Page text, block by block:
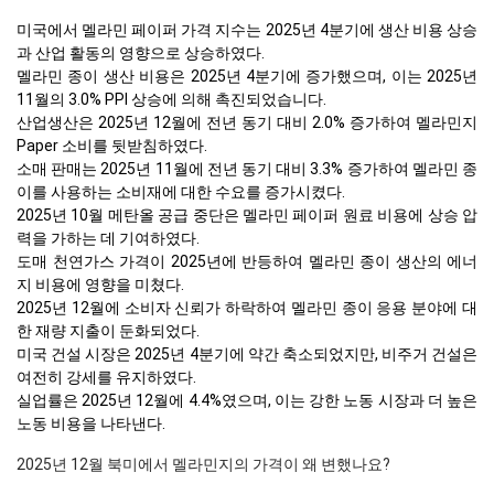
미국에서 멜라민 페이퍼 가격 지수는 2025년 4분기에 생산 비용 상승
과 산업 활동의 영향으로 상승하였다.
멜라민 종이 생산 비용은 2025년 4분기에 증가했으며, 이는 2025년
11월의 3.0% PPI 상승에 의해 촉진되었습니다.
산업생산은 2025년 12월에 전년 동기 대비 2.0% 증가하여 멜라민지
Paper 소비를 뒷받침하였다.
소매 판매는 2025년 11월에 전년 동기 대비 3.3% 증가하여 멜라민 종
이를 사용하는 소비재에 대한 수요를 증가시켰다.
2025년 10월 메탄올 공급 중단은 멜라민 페이퍼 원료 비용에 상승 압
력을 가하는 데 기여하였다.
도매 천연가스 가격이 2025년에 반등하여 멜라민 종이 생산의 에너
지 비용에 영향을 미쳤다.
2025년 12월에 소비자 신뢰가 하락하여 멜라민 종이 응용 분야에 대
한 재량 지출이 둔화되었다.
미국 건설 시장은 2025년 4분기에 약간 축소되었지만, 비주거 건설은
여전히 강세를 유지하였다.
실업률은 2025년 12월에 4.4%였으며, 이는 강한 노동 시장과 더 높은
노동 비용을 나타낸다.
2025년 12월 북미에서 멜라민지의 가격이 왜 변했나요?